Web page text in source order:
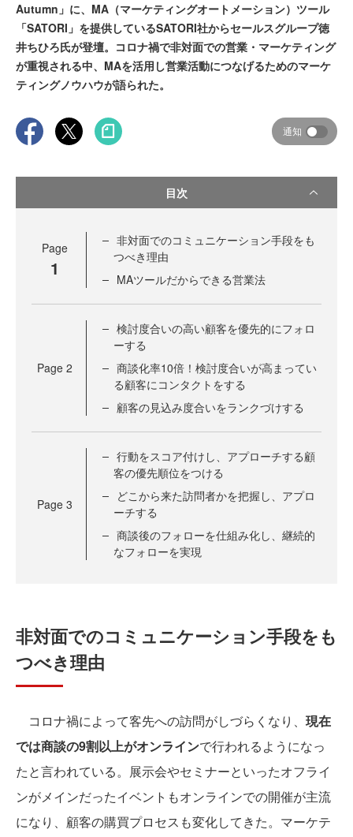
Autumn」に、MA（マーケティングオートメーション）ツール
「SATORI」を提供しているSATORI社からセールスグループ徳
井ちひろ氏が登壇。コロナ禍で非対面での営業・マーケティング
が重視される中、MAを活用し営業活動につなげるためのマーケ
ティングノウハウが語られた。
通知
目次
Page
1
非対面でのコミュニケーション手段をも
つべき理由
MAツールだからできる営業法
Page 2
検討度合いの高い顧客を優先的にフォロ
ーする
商談化率10倍！検討度合いが高まってい
る顧客にコンタクトをする
顧客の見込み度合いをランクづけする
Page 3
行動をスコア付けし、アプローチする顧
客の優先順位をつける
どこから来た訪問者かを把握し、アプロ
ーチする
商談後のフォローを仕組み化し、継続的
なフォローを実現
非対面でのコミュニケーション手段をも
つべき理由
コロナ禍によって客先への訪問がしづらくなり、 現在
では商談の9割以上がオンラインで行われるようになっ
たと言われている。展示会やセミナーといったオフライ
ンがメインだったイベントもオンラインでの開催が主流
になり、顧客の購買プロセスも変化してきた。マーケテ